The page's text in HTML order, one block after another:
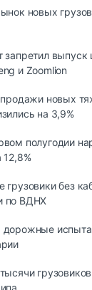
новых
запретил выпуск
и Zoomlion
продажи новых
на 3,9%
полугодии
12,8%
грузовики без
по ВДНХ
дорожные